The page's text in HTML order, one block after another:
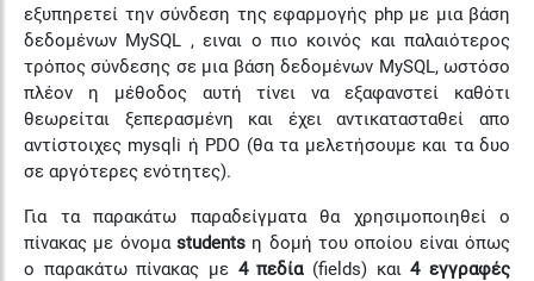
εξυπηρετεί την σύνδεση της εφαρμογής php με μια βάση
δεδομένων MySQL , ειναι ο πιο κοινός και παλαιότερος
τρόπος σύνδεσης σε μια βάση δεδομένων MySQL, ωστόσο
πλέον η μέθοδος αυτή τίνει να εξαφανστεί καθότι
θεωρείται ξεπερασμένη και έχει αντικατασταθεί απο
αντίστοιχες mysqli ή PDO (θα τα μελετήσουμε και τα δυο
σε αργότερες ενότητες).
Για τα παρακάτω παραδείγματα θα χρησιμοποιηθεί ο
πίνακας με όνομα students η δομή του οποίου είναι όπως
ο παρακάτω πίνακας με 4 πεδία(fields) και4 εγγραφές